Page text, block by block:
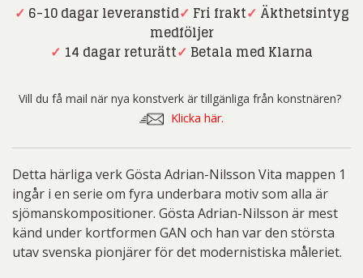
Vita
✓ 6-10 dagar leveranstid✓ Fri frakt✓ Äkthetsintyg
medföljer
✓ 14 dagar returätt✓ Betala med Klarna
Vill du få mail när nya konstverk är tillgänliga från konstnären?
Klicka här.
Detta härliga verk Gösta Adrian-Nilsson Vita mappen 1
ingår i en serie om fyra underbara motiv som alla är
sjömanskompositioner. Gösta Adrian-Nilsson är mest
känd under kortformen GAN och han var den största
utav svenska pionjärer för det modernistiska måleriet.